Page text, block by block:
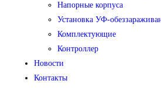
Напорные корпуса
Установка УФ-
Комплектующие
Контроллер
Новости
Контакты